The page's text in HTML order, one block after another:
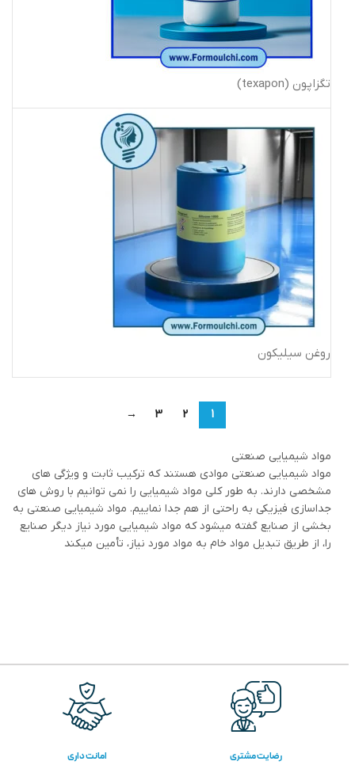
تگزاپون (texapon)
روغن سیلیکون
1
2
3
→
مواد شیمیایی صنعتی
مواد شیمیایی صنعتی موادی هستند که ترکیب ثابت و ویژگی های
مشخصی دارند. به طور کلی مواد شیمیایی را نمی توانیم با روش های
جداسازی فیزیکی به راحتی از هم جدا نماییم. مواد شیمیایی صنعتی به
بخشی از صنایع گفته میشود که مواد شیمیایی مورد نیاز دیگر صنایع
را، از طریق تبدیل مواد خام به مواد مورد نیاز، تأمین میکند
رضایت مشتری امانت داری